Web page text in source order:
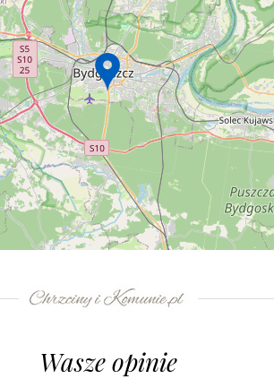
Wasze opinie